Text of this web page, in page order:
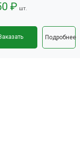
₽ шт.
Подробнее